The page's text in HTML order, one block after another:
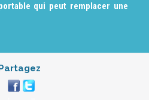
qui peut remplacer une